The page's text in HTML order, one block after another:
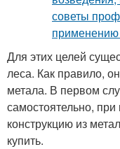
Для этих целей
леса. Как правило,
метала. В первом
самостоятельно,
конструкцию из
купить.